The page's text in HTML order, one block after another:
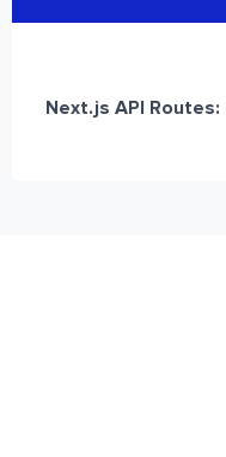
Next.js API